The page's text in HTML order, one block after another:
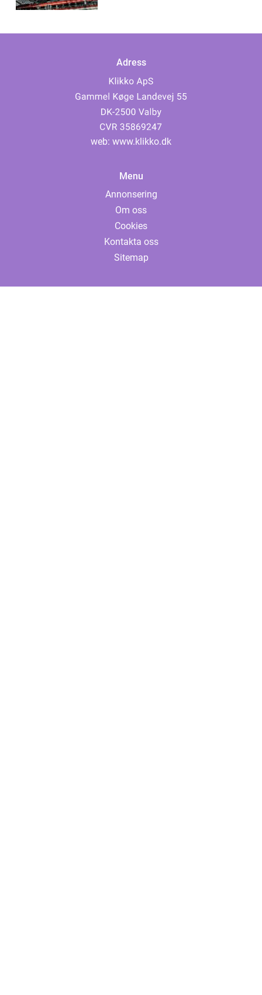
Adress
web: www.klikko.dk
Menu
Annonsering
Om oss
Cookies
Kontakta oss
Sitemap